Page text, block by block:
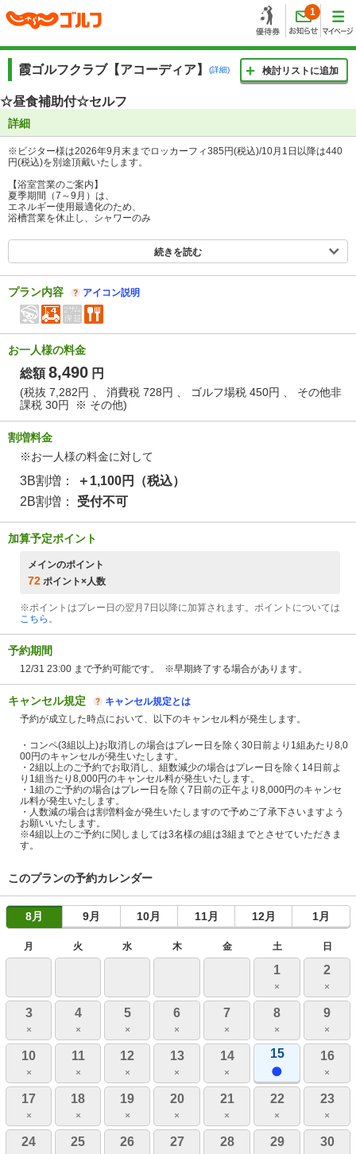
1
霞ゴルフクラブ【アコーディア】 (詳細) 検討リストに追加
☆昼食補助付☆セルフ
詳細
※ビジター様は2026年9月末までロッカーフィ385円(税込)/10月1日以降は440
円(税込)を別途頂戴いたします。
【浴室営業のご案内】
夏季期間（7～9月）は、
エネルギー使用最適化のため、
浴槽営業を休止し、シャワーのみ
続きを読む
プラン内容 アイコン説明
お一人様の料金
総額8,490 円
(税抜 7,282円 、 消費税 728円 、 ゴルフ場税 450円 、 その他非
課税 30円 ※ その他)
割増料金
※お一人様の料金に対して
3B割増：
＋1,100円（税込）
2B割増：
受付不可
加算予定ポイント
メインのポイント
72 ポイント×人数
※ポイントはプレー日の翌月7日以降に加算されます。ポイントについては
こちら 。
予約期間
12/31 23:00 まで予約可能です。 ※早期終了する場合があります。
キャンセル規定
キャンセル規定とは
予約が成立した時点において、以下のキャンセル料が発生します。
・コンペ(3組以上)お取消しの場合はプレー日を除く30日前より1組あたり8,0
00円のキャンセルが発生いたします。
・2組以上のご予約でお取消し、組数減少の場合はプレー日を除く14日前よ
り1組当たり8,000円のキャンセル料が発生いたします。
・1組のご予約の場合はプレー日を除く7日前の正午より8,000円のキャンセ
ル料が発生いたします。
・人数減の場合は割増料金が発生いたしますので予めご了承下さいますよう
お願いいたします。
※4組以上のご予約に関しましては3名様の組は3組までとさせていただきま
す。
このプランの予約カレンダー
8月 9月 10月 11月 12月 1月
月 火 水 木 金 土 日
1
×
2
×
3
×
4
×
5
×
6
×
7
×
8
×
9
×
10
×
11
×
12
×
13
×
14
×
15 16
×
17
×
18
×
19
×
20
×
21
×
22
×
23
×
24 25 26 27 28 29 30